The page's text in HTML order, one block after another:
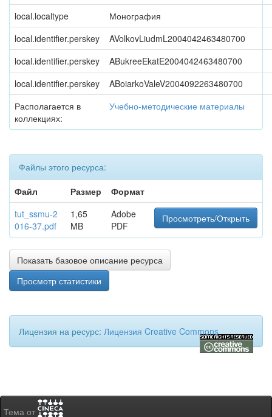
local.localtype
Монография
local.identifier.perskey
AVolkovLiudmL2004042463480700
local.identifier.perskey
ABukreeEkatE2004042463480700
local.identifier.perskey
ABoiarkoValeV2004092263480700
Располагается в
коллекциях:
Учебно-методические материалы
Файлы этого ресурса:
Файл
Размер
Формат
tut_ssmu-2
016-37.pdf
1,65
MB
Adobe
PDF
Просмотреть/Открыть
Показать базовое описание ресурса
Просмотр статистики
Лицензия на ресурс: Лицензия Creative Commons
Тема от